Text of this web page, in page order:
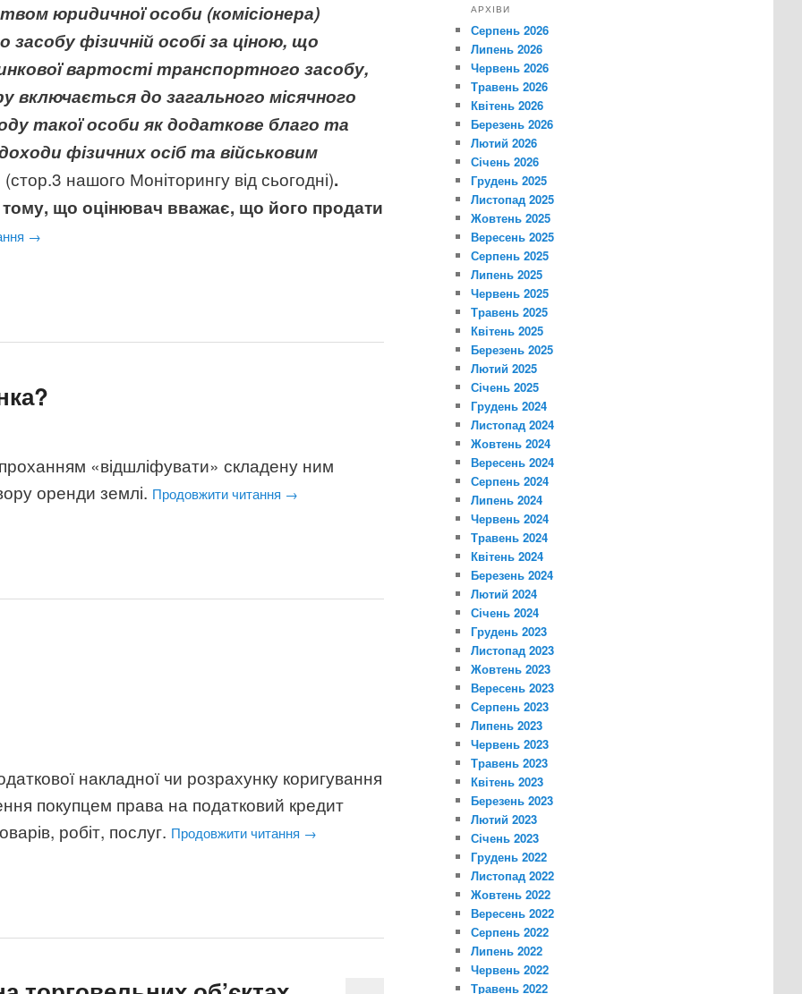
юридичної особи (комісіонера)
фізичній особі за ціною, що
вартості транспортного засобу,
до загального місячного
такої особи як додаткове благо та
фізичних осіб та військовим
(стор.3 нашого Моніторингу від сьогодні).
що оцінювач вважає, що його продати
→
«відшліфувати» складену ним
оренди землі. Продовжити читання →
накладної чи розрахунку коригування
покупцем права на податковий кредит
робіт, послуг. Продовжити читання →
АРХІВИ
Серпень 2026
Липень 2026
Червень 2026
Травень 2026
Квітень 2026
Березень 2026
Лютий 2026
Січень 2026
Грудень 2025
Листопад 2025
Жовтень 2025
Вересень 2025
Серпень 2025
Липень 2025
Червень 2025
Травень 2025
Квітень 2025
Березень 2025
Лютий 2025
Січень 2025
Грудень 2024
Листопад 2024
Жовтень 2024
Вересень 2024
Серпень 2024
Липень 2024
Червень 2024
Травень 2024
Квітень 2024
Березень 2024
Лютий 2024
Січень 2024
Грудень 2023
Листопад 2023
Жовтень 2023
Вересень 2023
Серпень 2023
Липень 2023
Червень 2023
Травень 2023
Квітень 2023
Березень 2023
Лютий 2023
Січень 2023
Грудень 2022
Листопад 2022
Жовтень 2022
Вересень 2022
Серпень 2022
Липень 2022
Червень 2022
Травень 2022